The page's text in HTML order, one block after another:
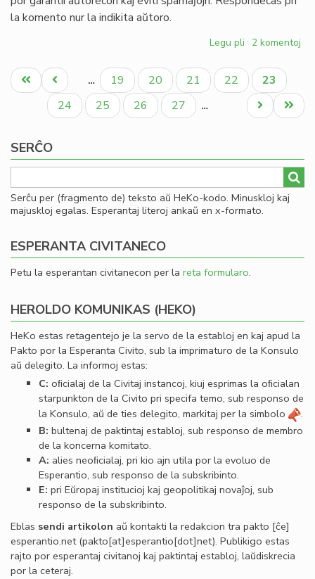
la komento nur la indikita aŭtoro.
Legu pli pri
komentebleco
ĉe
HeKomunikoj
2 komentoj
Pagination
Unua
paĝo
Antaŭa
paĝo
… Paĝo
19 Paĝo
20 Paĝo
21 Paĝo
22
Aktuala
paĝo
23
Paĝo
24 Paĝo
25 Paĝo
26 Paĝo
27 …
Last
page
Next
page
SERĈO
Serĉu per (fragmento de) teksto aŭ HeKo-kodo. Minuskloj kaj
majuskloj egalas. Esperantaj literoj ankaŭ en x-formato.
ESPERANTA CIVITANECO
Petu la esperantan civitanecon per la reta formularo.
HEROLDO KOMUNIKAS (HEKO)
HeKo estas retagentejo je la servo de la establoj en kaj apud la
Pakto por la Esperanta Civito, sub la imprimaturo de la Konsulo
aŭ delegito. La informoj estas:
C: oﬁcialaj de la Civitaj instancoj, kiuj esprimas la oﬁcialan
starpunkton de la Civito pri specifa temo, sub responso de
la Konsulo, aŭ de ties delegito, markitaj per la simbolo
.
B: bultenaj de paktintaj establoj, sub responso de membro
de la koncerna komitato.
A: alies neoﬁcialaj, pri kio ajn utila por la evoluo de
Esperantio, sub responso de la subskribinto.
E: pri Eŭropaj institucioj kaj geopolitikaj novaĵoj, sub
responso de la subskribinto.
Eblas sendi artikolon aŭ kontakti la redakcion tra pakto [ĉe]
esperantio.net(pakto[at]esperantio[dot]net). Publikigo estas
rajto por esperantaj civitanoj kaj paktintaj establoj, laŭdiskrecia
por la ceteraj.